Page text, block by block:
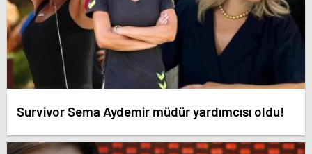
Survivor Sema Aydemir müdür yardımcısı oldu!